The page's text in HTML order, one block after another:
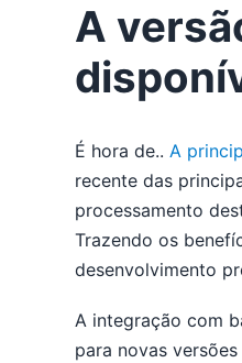
A
É hora de..A
recente das
processamento
Trazendo os
desenvolvimento
A integração com
para novas